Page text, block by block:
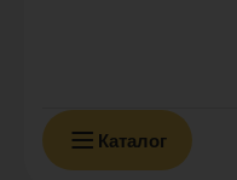
Каталог